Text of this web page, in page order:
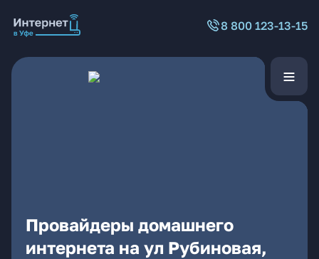
8 800 123-13-15
Провайдеры домашнего
интернета на ул Рубиновая,